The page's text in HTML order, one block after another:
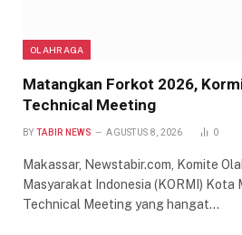
OLAHRAGA
Matangkan Forkot 2026,
Technical Meeting
BY TABIR NEWS AGUSTUS 8, 2026 0
Makassar, Newstabir.com, Komite
Masyarakat Indonesia (KORMI) Kota
Technical Meeting yang hangat…